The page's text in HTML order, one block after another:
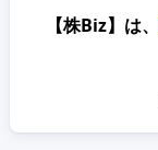
【株Biz】は、